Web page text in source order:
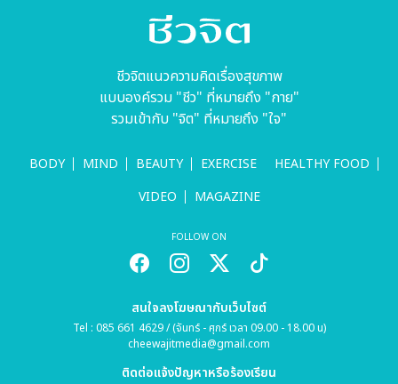
ชีวจิตแนวความคิดเรื่องสุขภาพ
แบบองค์รวม "ชีว" ที่หมายถึง "กาย"
รวมเข้ากับ "จิต" ที่หมายถึง "ใจ"
BODY MIND BEAUTY EXERCISE
HEALTHY FOOD
VIDEO
MAGAZINE
FOLLOW ON
สนใจลงโฆษณากับเว็บไซต์
Tel : 085 661 4629 / (จันทร์ - ศุกร์ เวลา 09.00 - 18.00 น)
cheewajitmedia@gmail.com
ติดต่อแจ้งปัญหาหรือร้องเรียน